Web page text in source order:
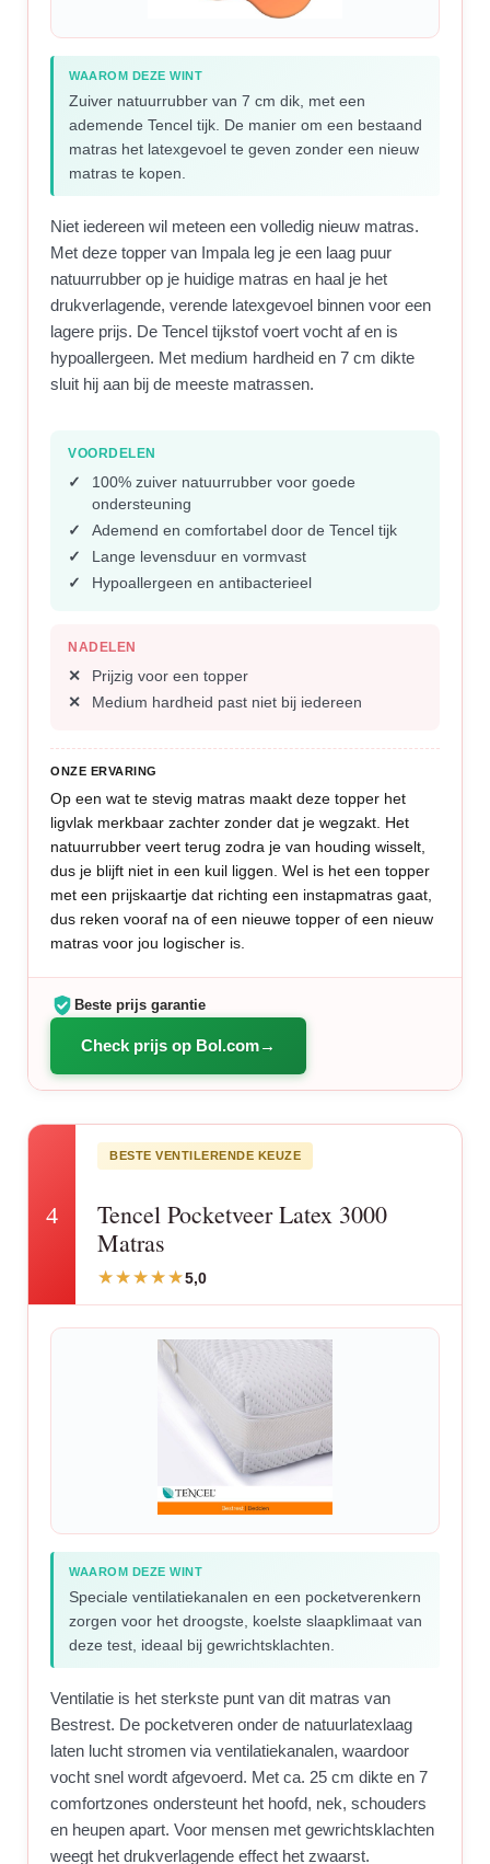
WAAROM DEZE WINT
Zuiver natuurrubber van 7 cm dik, met een
ademende Tencel tijk. De manier om een bestaand
matras het latexgevoel te geven zonder een nieuw
matras te kopen.
Niet iedereen wil meteen een volledig nieuw matras.
Met deze topper van Impala leg je een laag puur
natuurrubber op je huidige matras en haal je het
drukverlagende, verende latexgevoel binnen voor een
lagere prijs. De Tencel tijkstof voert vocht af en is
hypoallergeen. Met medium hardheid en 7 cm dikte
sluit hij aan bij de meeste matrassen.
VOORDELEN
100% zuiver natuurrubber voor goede
ondersteuning
Ademend en comfortabel door de Tencel tijk
Lange levensduur en vormvast
Hypoallergeen en antibacterieel
NADELEN
Prijzig voor een topper
Medium hardheid past niet bij iedereen
ONZE ERVARING
Op een wat te stevig matras maakt deze topper het
ligvlak merkbaar zachter zonder dat je wegzakt. Het
natuurrubber veert terug zodra je van houding wisselt,
dus je blijft niet in een kuil liggen. Wel is het een topper
met een prijskaartje dat richting een instapmatras gaat,
dus reken vooraf na of een nieuwe topper of een nieuw
matras voor jou logischer is.
Beste prijs garantie
Check prijs op Bol.com
4
BESTE VENTILERENDE KEUZE
Tencel Pocketveer Latex 3000
Matras
5,0
WAAROM DEZE WINT
Speciale ventilatiekanalen en een pocketverenkern
zorgen voor het droogste, koelste slaapklimaat van
deze test, ideaal bij gewrichtsklachten.
Ventilatie is het sterkste punt van dit matras van
Bestrest. De pocketveren onder de natuurlatexlaag
laten lucht stromen via ventilatiekanalen, waardoor
vocht snel wordt afgevoerd. Met ca. 25 cm dikte en 7
comfortzones ondersteunt het hoofd, nek, schouders
en heupen apart. Voor mensen met gewrichtsklachten
weegt het drukverlagende effect het zwaarst.